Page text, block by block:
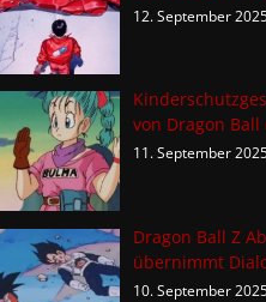
12. September
von Dragon Ball
11. September
Dragon Ball Z
übernimmt
10. September